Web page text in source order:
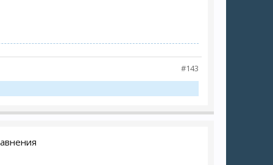
#143